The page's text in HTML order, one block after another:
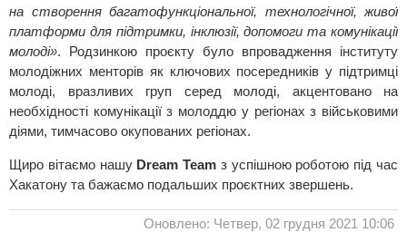
на створення багатофункціональної, технологічної, живої
платформи для підтримки, інклюзії, допомоги та комунікації
молоді». Родзинкою проєкту було впровадження інституту
молодіжних менторів як ключових посередників у підтримці
молоді, вразливих груп серед молоді, акцентовано на
необхідності комунікації з молоддю у регіонах з військовими
діями, тимчасово окупованих регіонах.
Щиро вітаємо нашу Dream Team з успішною роботою під час
Хакатону та бажаємо подальших проєктних звершень.
Оновлено: Четвер, 02 грудня 2021 10:06